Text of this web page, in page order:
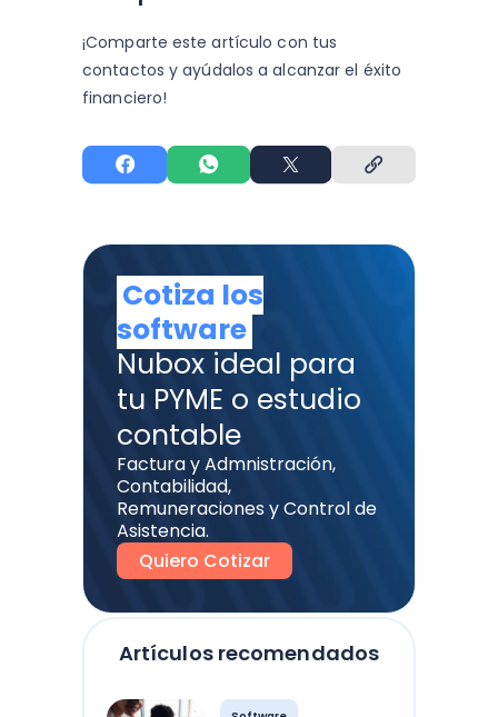
¡Comparte este artículo con tus
contactos y ayúdalos a alcanzar el éxito
financiero!
Artículos recomendados
Cotiza los
software
Nubox ideal para
tu PYME o estudio
contable
Factura y Admnistración,
Contabilidad,
Remuneraciones y Control de
Asistencia.
Quiero Cotizar